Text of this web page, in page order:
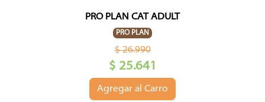
PRO PLAN CAT ADULT
PRO PLAN
$ 26.990
$ 25.641
Agregar al Carro